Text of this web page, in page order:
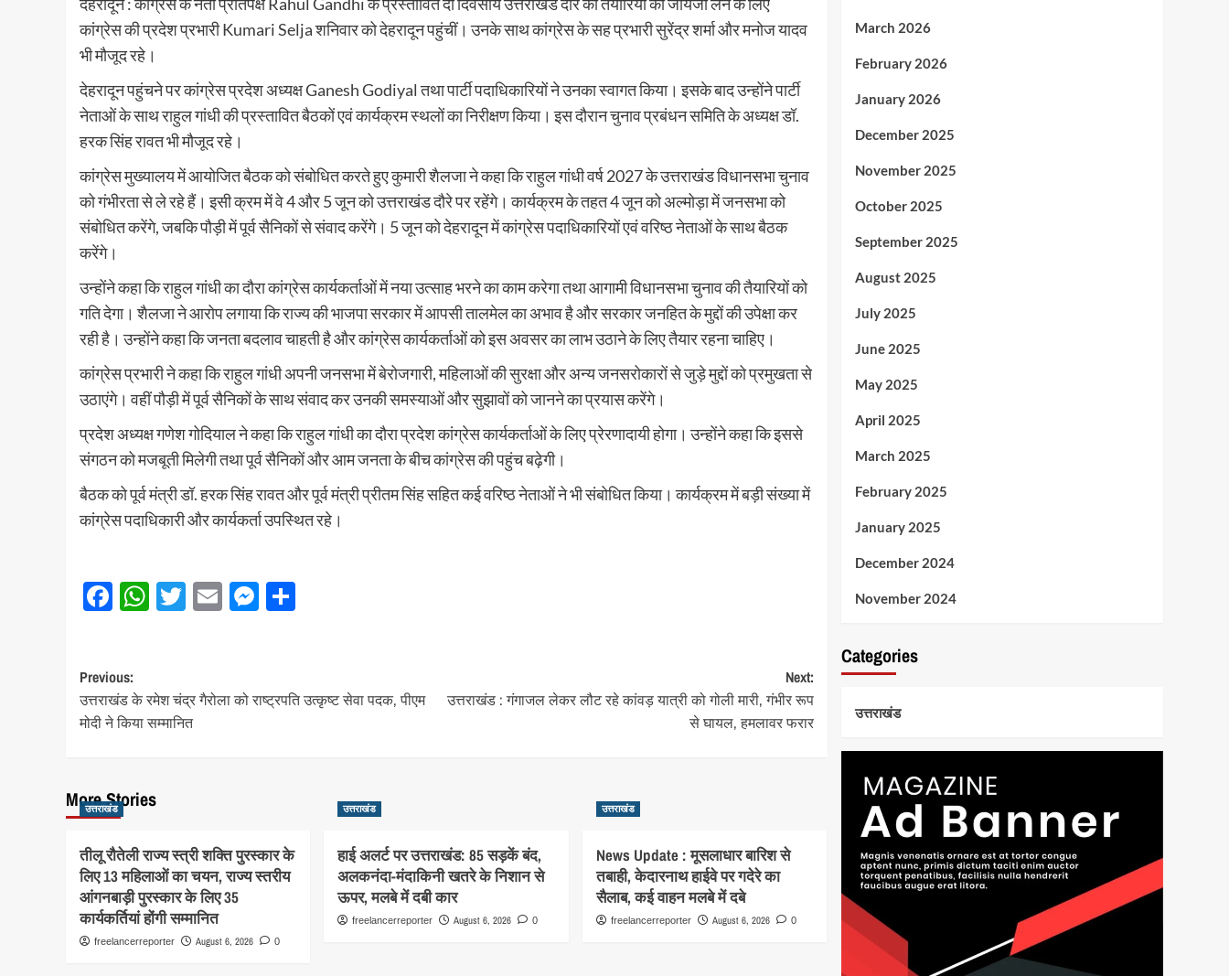
कांग्रेस की प्रदेश प्रभारी Kumari Selja शनिवार को देहरादून पहुंचीं। उनके साथ कांग्रेस के सह प्रभारी सुरेंद्र शर्मा और मनोज यादव
भी मौजूद रहे।
देहरादून पहुंचने पर कांग्रेस प्रदेश अध्यक्ष Ganesh Godiyal तथा पार्टी पदाधिकारियों ने उनका स्वागत किया। इसके बाद उन्होंने पार्टी
नेताओं के साथ राहुल गांधी की प्रस्तावित बैठकों एवं कार्यक्रम स्थलों का निरीक्षण किया। इस दौरान चुनाव प्रबंधन समिति के अध्यक्ष डॉ.
हरक सिंह रावत भी मौजूद रहे।
कांग्रेस मुख्यालय में आयोजित बैठक को संबोधित करते हुए कुमारी शैलजा ने कहा कि राहुल गांधी वर्ष 2027 के उत्तराखंड विधानसभा चुनाव
को गंभीरता से ले रहे हैं। इसी क्रम में वे 4 और 5 जून को उत्तराखंड दौरे पर रहेंगे। कार्यक्रम के तहत 4 जून को अल्मोड़ा में जनसभा को
संबोधित करेंगे, जबकि पौड़ी में पूर्व सैनिकों से संवाद करेंगे। 5 जून को देहरादून में कांग्रेस पदाधिकारियों एवं वरिष्ठ नेताओं के साथ बैठक
करेंगे।
उन्होंने कहा कि राहुल गांधी का दौरा कांग्रेस कार्यकर्ताओं में नया उत्साह भरने का काम करेगा तथा आगामी विधानसभा चुनाव की तैयारियों को
गति देगा। शैलजा ने आरोप लगाया कि राज्य की भाजपा सरकार में आपसी तालमेल का अभाव है और सरकार जनहित के मुद्दों की उपेक्षा कर
रही है। उन्होंने कहा कि जनता बदलाव चाहती है और कांग्रेस कार्यकर्ताओं को इस अवसर का लाभ उठाने के लिए तैयार रहना चाहिए।
कांग्रेस प्रभारी ने कहा कि राहुल गांधी अपनी जनसभा में बेरोजगारी, महिलाओं की सुरक्षा और अन्य जनसरोकारों से जुड़े मुद्दों को प्रमुखता से
उठाएंगे। वहीं पौड़ी में पूर्व सैनिकों के साथ संवाद कर उनकी समस्याओं और सुझावों को जानने का प्रयास करेंगे।
प्रदेश अध्यक्ष गणेश गोदियाल ने कहा कि राहुल गांधी का दौरा प्रदेश कांग्रेस कार्यकर्ताओं के लिए प्रेरणादायी होगा। उन्होंने कहा कि इससे
संगठन को मजबूती मिलेगी तथा पूर्व सैनिकों और आम जनता के बीच कांग्रेस की पहुंच बढ़ेगी।
बैठक को पूर्व मंत्री डॉ. हरक सिंह रावत और पूर्व मंत्री प्रीतम सिंह सहित कई वरिष्ठ नेताओं ने भी संबोधित किया। कार्यक्रम में बड़ी संख्या में
कांग्रेस पदाधिकारी और कार्यकर्ता उपस्थित रहे।
Facebook
WhatsApp
Twitter
EmailMessenger
Post
navigation
Previous:
उत्तराखंड के रमेश चंद्र गैरोला को राष्ट्रपति उत्कृष्ट सेवा पदक, पीएम
मोदी ने किया सम्मानित
Next:
उत्तराखंड : गंगाजल लेकर लौट रहे कांवड़ यात्री को गोली मारी, गंभीर रूप
से घायल, हमलावर फरार
More Stories
उत्तराखंड
तीलू रौतेली राज्य स्त्री शक्ति पुरस्कार के
लिए 13 महिलाओं का चयन, राज्य स्तरीय
आंगनबाड़ी पुरस्कार के लिए 35
कार्यकर्तियां होंगी सम्मानित
freelancerreporter August 6, 2026 0
उत्तराखंड
हाई अलर्ट पर उत्तराखंड: 85 सड़कें बंद,
अलकनंदा-मंदाकिनी खतरे के निशान से
ऊपर, मलबे में दबी कार
freelancerreporter August 6, 2026 0
उत्तराखंड
News Update : मूसलाधार बारिश से
तबाही, केदारनाथ हाईवे पर गदेरे का
सैलाब, कई वाहन मलबे में दबे
freelancerreporter August 6, 2026 0
March 2026
February 2026
January 2026
December 2025
November 2025
October 2025
September 2025
August 2025
July 2025
June 2025
May 2025
April 2025
March 2025
February 2025
January 2025
December 2024
November 2024
Categories
उत्तराखंड